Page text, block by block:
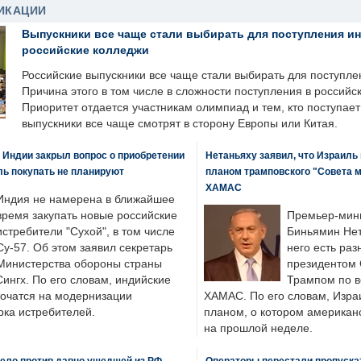
Выпускники все чаще стали выбирать для поступления
российские колледжи
Российские выпускники все чаще стали выбирать для
Причина этого в том числе в сложности поступления в
Приоритет отдается участникам олимпиад и тем, кто
выпускники все чаще смотрят в сторону Европы или Китая.
закрыл вопрос о приобретении
покупать не планируют
не намерена в ближайшее
закупать новые российские
"Сухой", в том числе
57. Об этом заявил секретарь
обороны страны
По его словам, индийские
на модернизации
истребителей.
Нетаньяху заявил, что
планом трамповского "Совета
ХАМАС
Премьер-
Биньямин
него есть
Трампом по
ХАМАС. По его словам,
планом, о котором
на прошлой неделе.